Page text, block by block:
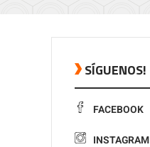
SÍGUENOS!
FACEBOOK
INSTAGRAM